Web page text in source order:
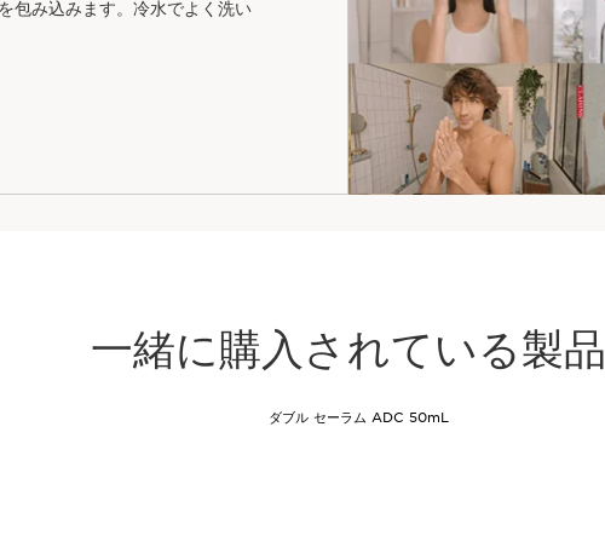
包み込みます。冷水でよく洗い
一緒に購入されている製品